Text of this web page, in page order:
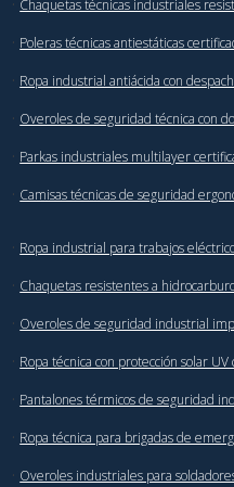
· Chaquetas técnicas industriales
· Poleras técnicas antiestáticas
· Ropa industrial antiácida con
· Overoles de seguridad técnica con
· Parkas industriales multilayer
· Camisas técnicas de seguridad
· Ropa industrial para trabajos
· Chaquetas resistentes a
· Overoles de seguridad industrial
· Ropa técnica con protección solar
· Pantalones térmicos de seguridad
· Ropa técnica para brigadas de
· Overoles industriales para